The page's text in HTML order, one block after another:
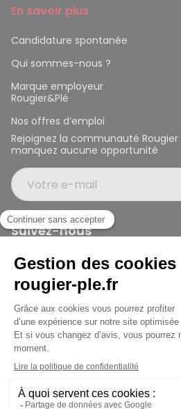
jusqu'au Samedi à
En savoir plus
Candidature spontanée
Qui sommes-nous ?
Marque employeur
Rougier&Plé
Nos offres d’emploi
Rejoignez la communauté
manquez aucune opportunité
Votre e-mail
Suivez-nous
Rougier et Plé 2024 Copyright
Mentions légales
Conditions générales des ventes